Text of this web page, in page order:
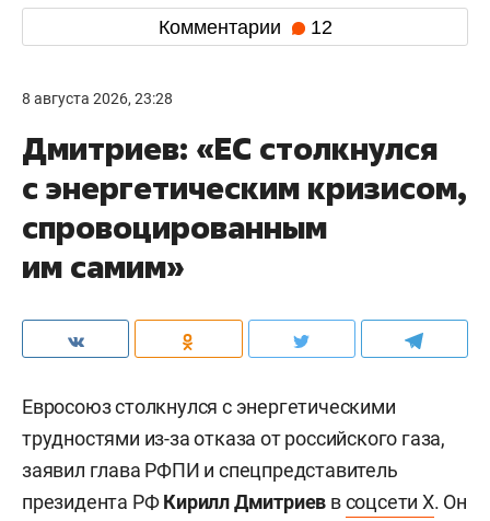
Комментарии 12
8 августа 2026, 23:28
Дмитриев: «ЕС столкнулся
с энергетическим кризисом,
спровоцированным
им самим»
Евросоюз столкнулся с энергетическими
трудностями из-за отказа от российского газа,
заявил глава РФПИ и спецпредставитель
президента РФКирилл Дмитриев всоцсети X. Он